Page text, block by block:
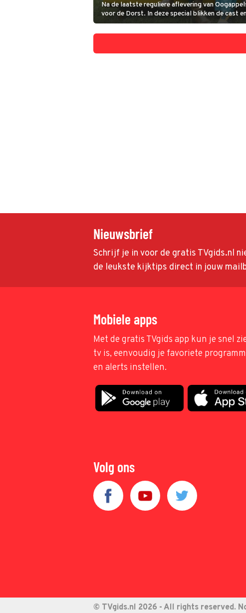
Na de laatste reguliere aflevering van
voor de Dorst. In deze special blikken de cast
fantastische seizoenen.
Nieuwsbrief
Schrijf je in voor de gratis TVgids.nl
de leukste kijktips direct in jouw
Mobiele apps
Met de gratis TVgids app kun je snel
tv is, eenvoudig je favoriete
en alerts instellen.
Volg ons
© TVgids.nl 2026 - All rights reserved.